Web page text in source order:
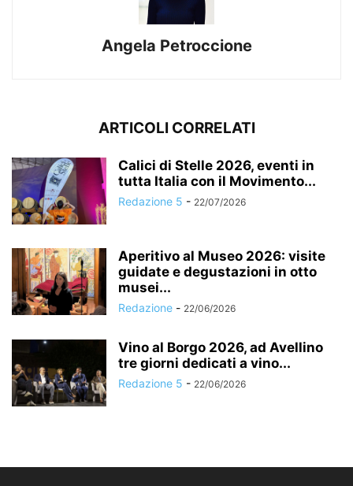
Angela Petroccione
ARTICOLI CORRELATI
Calici di Stelle 2026, eventi in
tutta Italia con il Movimento...
Redazione 5 - 22/07/2026
Aperitivo al Museo 2026: visite
guidate e degustazioni in otto
musei...
Redazione - 22/06/2026
Vino al Borgo 2026, ad Avellino
tre giorni dedicati a vino...
Redazione 5 - 22/06/2026